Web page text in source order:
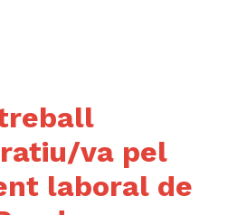
va pel
laboral de